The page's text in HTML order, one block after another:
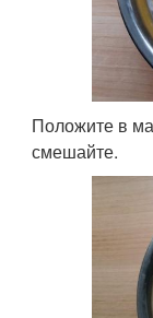
Положите в
смешайте.